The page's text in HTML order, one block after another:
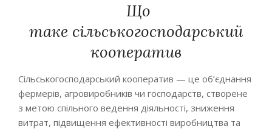
Що
таке сільськогосподарський
кооператив
Сільськогосподарський кооператив — це об’єднання
фермерів, агровиробників чи господарств, створене
з метою спільного ведення діяльності, зниження
витрат, підвищення ефективності виробництва та